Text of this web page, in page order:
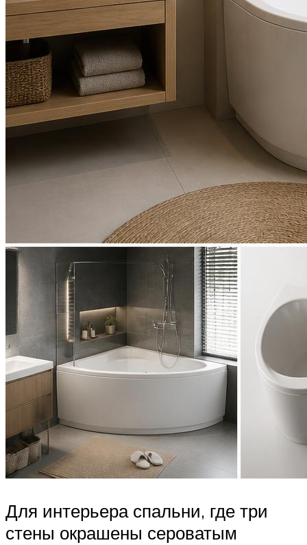
Для интерьера спальни, где три
стены окрашены сероватым